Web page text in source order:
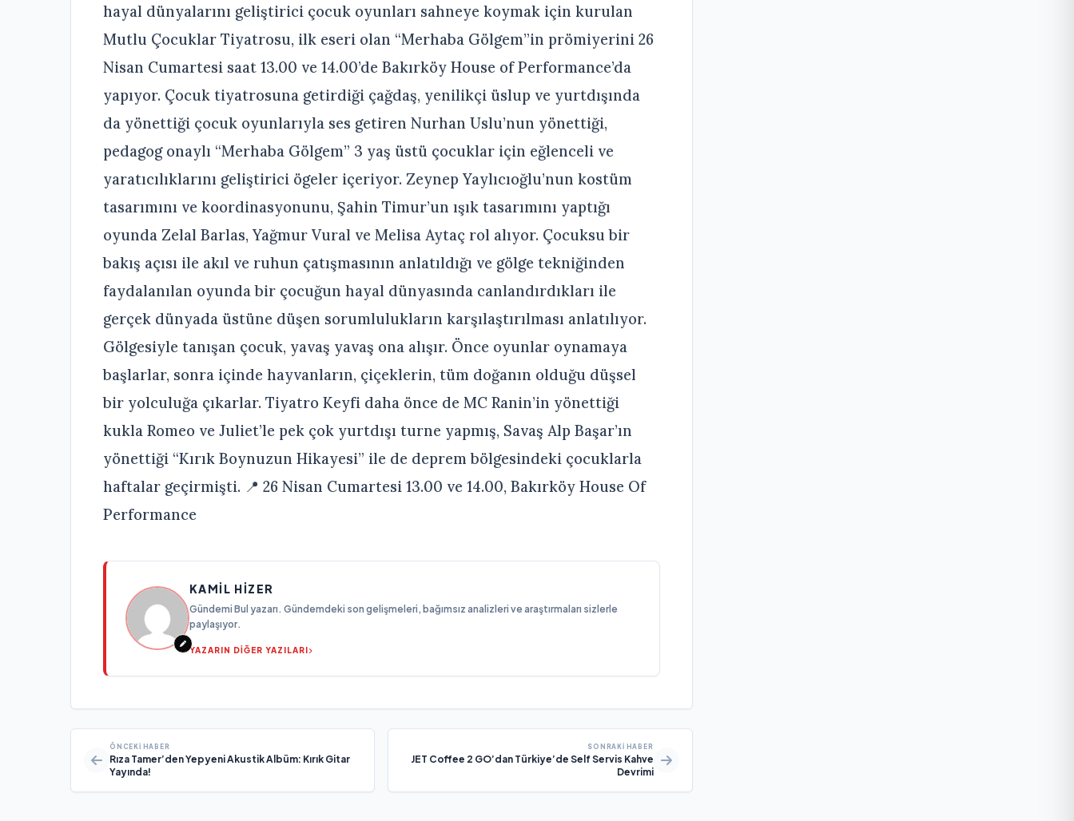
hayal dünyalarını geliştirici çocuk oyunları sahneye koymak için kurulan
Mutlu Çocuklar Tiyatrosu, ilk eseri olan “Merhaba Gölgem”in prömiyerini 26
Nisan Cumartesi saat 13.00 ve 14.00’de Bakırköy House of Performance’da
yapıyor. Çocuk tiyatrosuna getirdiği çağdaş, yenilikçi üslup ve yurtdışında
da yönettiği çocuk oyunlarıyla ses getiren Nurhan Uslu’nun yönettiği,
pedagog onaylı “Merhaba Gölgem” 3 yaş üstü çocuklar için eğlenceli ve
yaratıcılıklarını geliştirici ögeler içeriyor. Zeynep Yaylıcıoğlu’nun kostüm
tasarımını ve koordinasyonunu, Şahin Timur’un ışık tasarımını yaptığı
oyunda Zelal Barlas, Yağmur Vural ve Melisa Aytaç rol alıyor. Çocuksu bir
bakış açısı ile akıl ve ruhun çatışmasının anlatıldığı ve gölge tekniğinden
faydalanılan oyunda bir çocuğun hayal dünyasında canlandırdıkları ile
gerçek dünyada üstüne düşen sorumlulukların karşılaştırılması anlatılıyor.
Gölgesiyle tanışan çocuk, yavaş yavaş ona alışır. Önce oyunlar oynamaya
başlarlar, sonra içinde hayvanların, çiçeklerin, tüm doğanın olduğu düşsel
bir yolculuğa çıkarlar. Tiyatro Keyfi daha önce de MC Ranin’in yönettiği
kukla Romeo ve Juliet’le pek çok yurtdışı turne yapmış, Savaş Alp Başar’ın
yönettiği “Kırık Boynuzun Hikayesi” ile de deprem bölgesindeki çocuklarla
haftalar geçirmişti. 📍 26 Nisan Cumartesi 13.00 ve 14.00, Bakırköy House Of
Performance
KAMIL HIZER
Gündemi Bul yazarı. Gündemdeki son gelişmeleri, bağımsız analizleri ve araştırmaları sizlerle
paylaşıyor.
YAZARIN DİĞER YAZILARI
ÖNCEKI HABER
Rıza Tamer’den Yepyeni Akustik Albüm: Kırık Gitar
Yayında!
SONRAKI HABER
JET Coffee 2 GO’dan Türkiye’de Self Servis Kahve
Devrimi